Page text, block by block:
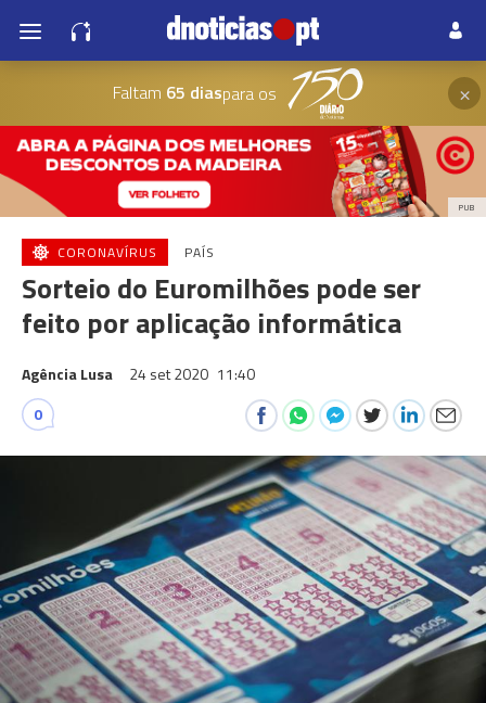
Faltam 65 diaspara os ×
PUB
CORONAVÍRUS PAÍS
Sorteio do Euromilhões pode ser
feito por aplicação informática
Agência Lusa 24 set 2020 11:40
0